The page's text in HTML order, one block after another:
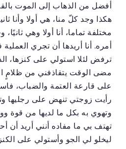
أفضل من الذهاب إلى الموت
هكذا وجد كلّ منا، هي أولا وأنا
مختلفة تماما، أنا أولا وهي
أمره. أنا أريدها أن تجري
ترفض لئلا استولي على كنزها،
مضى الوقت يتقاذفني من ظلامٍ
على قارعة العتمة والضباب،
رأيت زوجتي تنهض على رجليها
وتهوي به بكل ما لديها من قوة
تهتف بي ما مفاده أنني أريد أن
ليخلو لي الجو وأستولي على